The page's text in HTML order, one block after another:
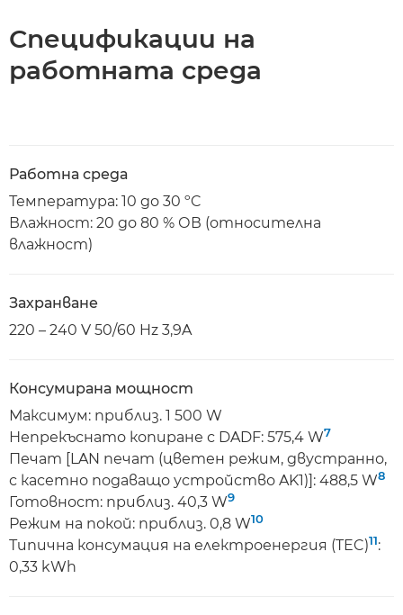
Спецификации на
работната среда
Работна среда
Температура: 10 до 30 ºC
Влажност: 20 до 80 % ОВ (относителна
влажност)
Захранване
220 – 240 V 50/60 Hz 3,9A
Консумирана мощност
Максимум: приблиз. 1 500 W
Непрекъснато копиране с DADF: 575,4 W7
Печат [LAN печат (цветен режим, двустранно,
с касетно подаващо устройство AK1)]: 488,5 W8
Готовност: приблиз. 40,3 W9
Режим на покой: приблиз. 0,8 W10
Типична консумация на електроенергия (TEC)11:
0,33 kWh